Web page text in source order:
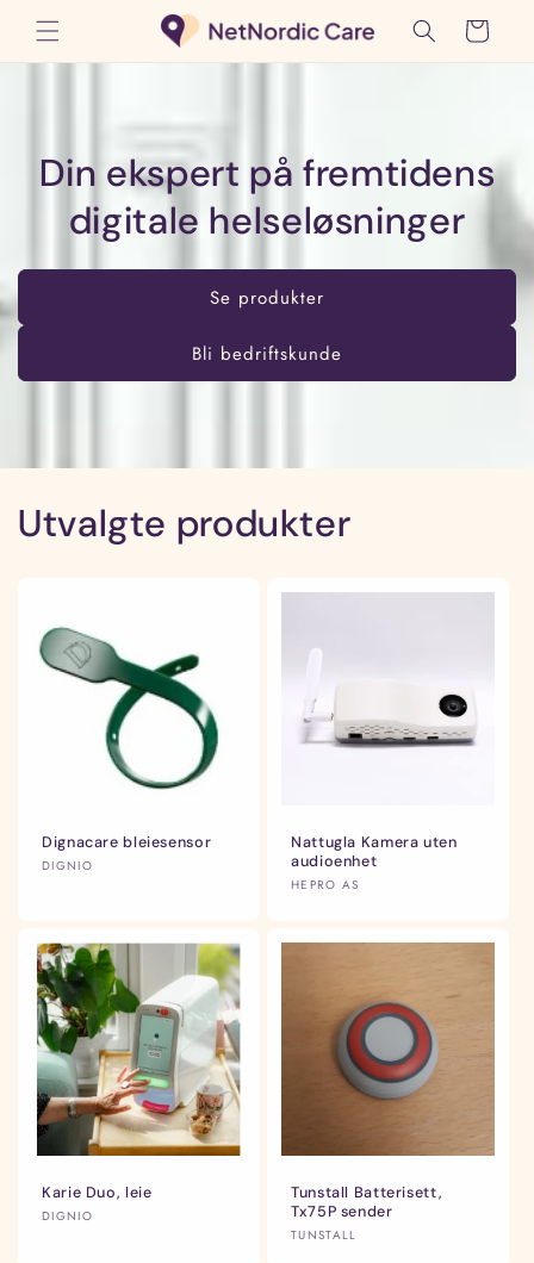
videre til
innholdet
Handlekurv
Din ekspert på fremtidens
digitale helseløsninger
Se produkter
Bli bedriftskunde
Utvalgte produkter
Dignacare bleiesensor
Selger:
DIGNIO
Nattugla Kamera uten
audioenhet
Selger:
HEPRO AS
Karie Duo, leie
Selger:
DIGNIO
Tunstall Batterisett,
Tx75P sender
Selger:
TUNSTALL